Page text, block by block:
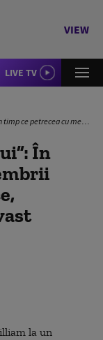
VIEW
LIVE TV
britanice, conducea în secret un vast imperiu al drogurilor
În